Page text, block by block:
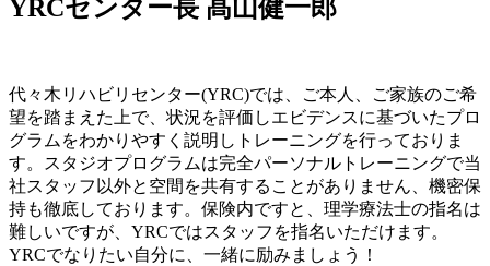
YRCセンター長 髙山健一郎
代々木リハビリセンター(YRC)では、ご本人、ご家族のご希
望を踏まえた上で、状況を評価しエビデンスに基づいたプロ
グラムをわかりやすく説明しトレーニングを行っておりま
す。スタジオプログラムは完全パーソナルトレーニングで当
社スタッフ以外と空間を共有することがありません、機密保
持も徹底しております。保険内ですと、理学療法士の指名は
難しいですが、YRCではスタッフを指名いただけます。
YRCでなりたい自分に、一緒に励みましょう！